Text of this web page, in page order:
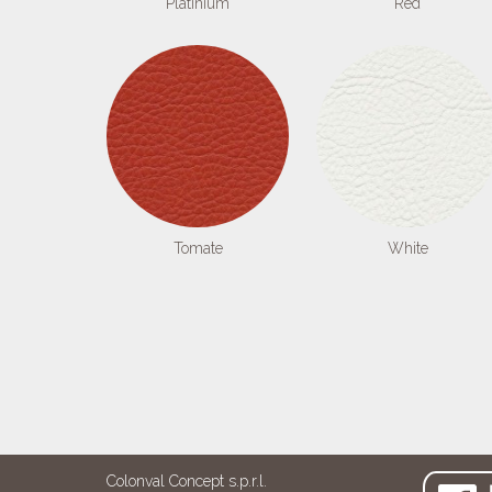
Tomate White
Colonval Concept s.p.r.l.